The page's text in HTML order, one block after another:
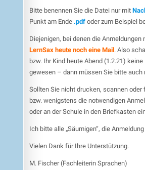
Bitte benennen Sie die Datei nur mit
Punkt am Ende .pdfoder zum Beispiel
Diejenigen, bei denen die
LernSax heute noch eine Mail. Also
bzw. Ihr Kind heute Abend (1.2.21)
gewesen – dann müssen Sie bitte
Sollten Sie nicht drucken, scannen
bzw. wenigstens die notwendigen
oder an der Schule in den Briefkasten
Ich bitte alle „Säumigen“, die
Vielen Dank für Ihre Unterstützung.
M. Fischer (Fachleiterin Sprachen)